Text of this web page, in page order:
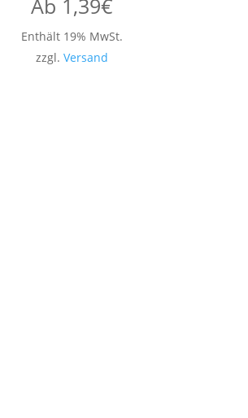
Enthält 19% MwSt.
zzgl. Versand